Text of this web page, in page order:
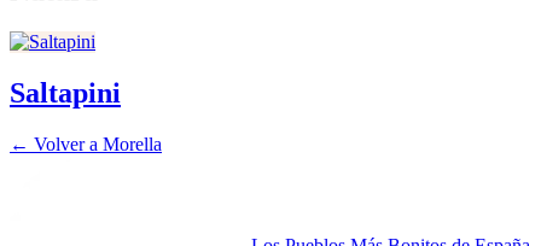
Saltapini
← Volver a Morella